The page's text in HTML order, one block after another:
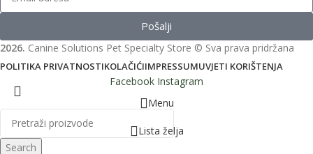
Pošalji
2026. Canine Solutions Pet Specialty Store © Sva prava pridržana
POLITIKA PRIVATNOSTIKOLAČIĆIIMPRESSUMUVJETI KORIŠTENJA
Search
Facebook Instagram
Menu
Lista želja